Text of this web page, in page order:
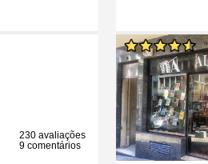
230 avaliações
9 comentários